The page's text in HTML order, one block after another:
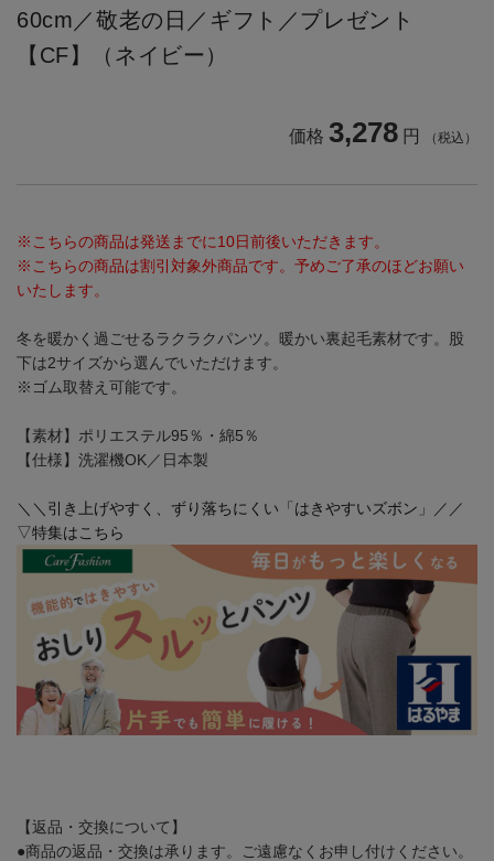
60cm／敬老の日／ギフト／プレゼント
【CF】（ネイビー）
価格 3,278 円 （税込）
※こちらの商品は発送までに10日前後いただきます。
※こちらの商品は割引対象外商品です。予めご了承のほどお願い
いたします。
冬を暖かく過ごせるラクラクパンツ。暖かい裏起毛素材です。股
下は2サイズから選んでいただけます。
※ゴム取替え可能です。
【素材】ポリエステル95％・綿5％
【仕様】洗濯機OK／日本製
＼＼引き上げやすく、ずり落ちにくい「はきやすいズボン」／／
▽特集はこちら
【返品・交換について】
●商品の返品・交換は承ります。ご遠慮なくお申し付けください。